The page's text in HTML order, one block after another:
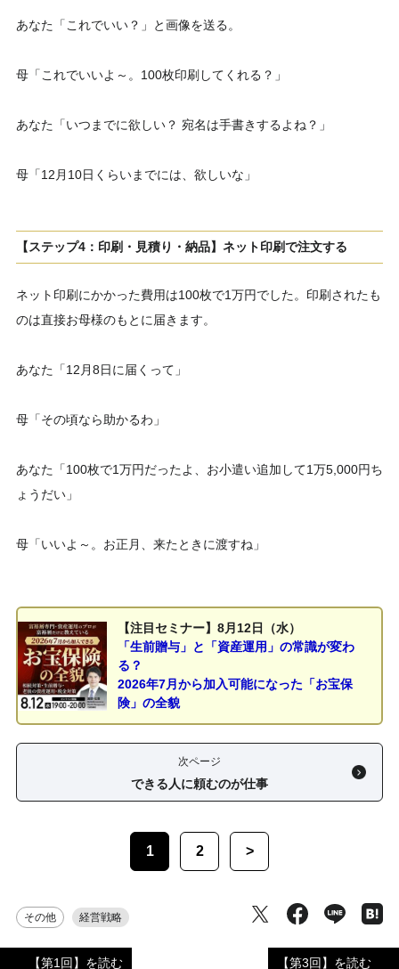
あなた「これでいい？」と画像を送る。
母「これでいいよ～。100枚印刷してくれる？」
あなた「いつまでに欲しい？ 宛名は手書きするよね？」
母「12月10日くらいまでには、欲しいな」
【ステップ4：印刷・見積り・納品】ネット印刷で注文する
ネット印刷にかかった費用は100枚で1万円でした。印刷されたも
のは直接お母様のもとに届きます。
あなた「12月8日に届くって」
母「その頃なら助かるわ」
あなた「100枚で1万円だったよ、お小遣い追加して1万5,000円ち
ょうだい」
母「いいよ～。お正月、来たときに渡すね」
【注目セミナー】8月12日（水）
「生前贈与」と「資産運用」の常識が変わ
る？
2026年7月から加入可能になった「お宝保
険」の全貌
次ページ
できる人に頼むのが仕事
1 2 >
その他 経営戦略
【第1回】を読む 【第3回】を読む